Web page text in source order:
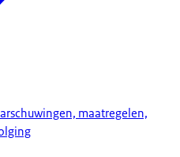
maatregelen,